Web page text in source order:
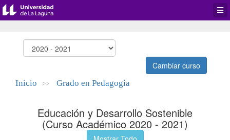
Cambiar curso
Inicio >> Grado en Pedagogía
Educación y Desarrollo Sostenible
(Curso Académico 2020 - 2021)